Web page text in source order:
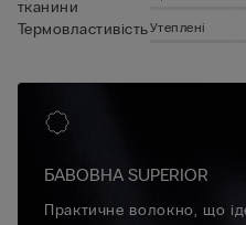
тканини
ТермовластивістьУтеплені
БАВОВНА SUPERIOR
Практичне волокно, що